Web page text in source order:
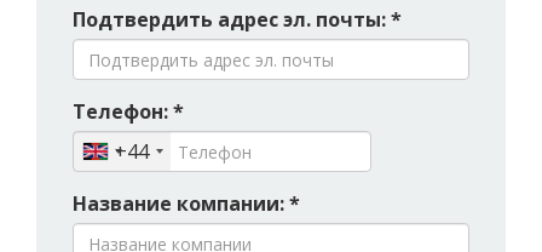
Подтвердить адрес эл. почты: *
Телефон: *
+44
Название компании: *